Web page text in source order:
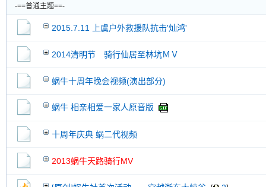
-==普通主题==-
2015.7.11 上虞户外救援队抗击'灿鸿'
2014清明节 骑行仙居至林坑ＭＶ
蜗牛十周年晚会视频(演出部分)
蜗牛 相亲相爱一家人原音版
十周年庆典 蜗二代视频
2013蜗牛天路骑行MV